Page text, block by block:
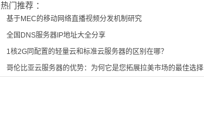
热门推荐 ：
基于MEC的移动网络直播视频分发机制研究
全国DNS服务器IP地址大全分享
1核2G同配置的轻量云和标准云服务器的区别在哪？
哥伦比亚云服务器的优势：为何它是您拓展拉美市场的最佳选择